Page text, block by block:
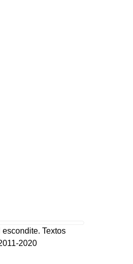
Textos
2020